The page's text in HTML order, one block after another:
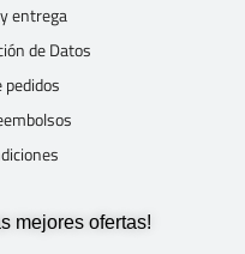
entrega
de Datos
mejores ofertas!